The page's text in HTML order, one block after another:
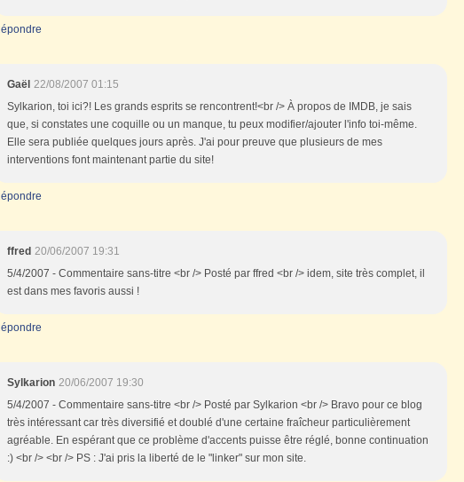
Gaël 22/08/2007 01:15
Sylkarion, toi ici?! Les grands esprits se rencontrent!<br /> À propos de IMDB, je sais
que, si constates une coquille ou un manque, tu peux modifier/ajouter l'info toi-même.
Elle sera publiée quelques jours après. J'ai pour preuve que plusieurs de mes
interventions font maintenant partie du site!
ffred 20/06/2007 19:31
5/4/2007 - Commentaire sans-titre <br /> Posté par ffred <br /> idem, site très complet, il
est dans mes favoris aussi !
Sylkarion 20/06/2007 19:30
5/4/2007 - Commentaire sans-titre <br /> Posté par Sylkarion <br /> Bravo pour ce blog
très intéressant car très diversifié et doublé d'une certaine fraîcheur particulièrement
agréable. En espérant que ce problème d'accents puisse être réglé, bonne continuation
:) <br /> <br /> PS : J'ai pris la liberté de le "linker" sur mon site.